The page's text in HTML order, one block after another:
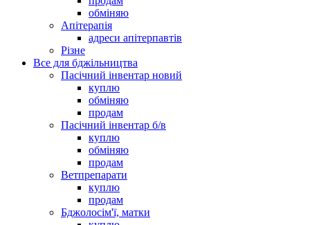
обміняю
Апітерапія
адреси апітерпавтів
Різне
Все для бджільництва
Пасічний інвентар новий
куплю
обміняю
продам
Пасічний інвентар б/в
куплю
обміняю
продам
Ветпрепарати
куплю
продам
Бджолосім'ї, матки